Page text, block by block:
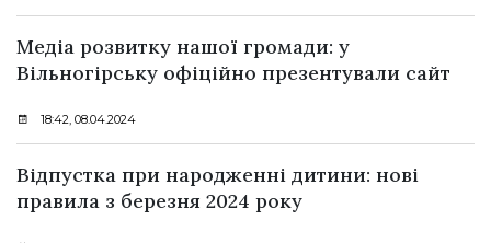
Медіа розвитку нашої громади: у
Вільногірську офіційно презентували сайт
18:42, 08.04.2024
Відпустка при народженні дитини: нові
правила з березня 2024 року